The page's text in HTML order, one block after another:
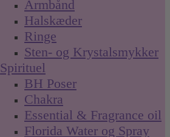
Armbånd
Halskæder
Ringe
Sten- og Krystalsmykker
Spirituel
BH Poser
Chakra
Essential & Fragrance oil
Florida Water og Spray